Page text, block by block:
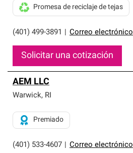
(401) 499-3891 Correo electrónico
Promesa de reciclaje de tejas
Solicitar una cotización
AEM LLC
Warwick, RI
(401) 533-4607 Correo electrónico
Premiado